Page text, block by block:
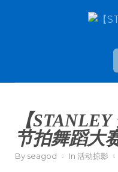
【
节拍舞蹈大
By seagod In 活动掠影